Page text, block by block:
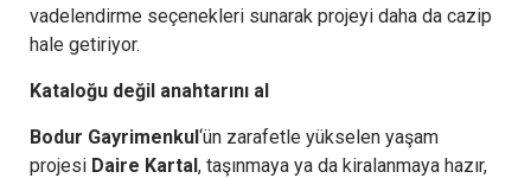
vadelendirme seçenekleri sunarak projeyi daha da cazip
hale getiriyor.
Kataloğu değil anahtarını al
Bodur Gayrimenkul‘ün zarafetle yükselen yaşam
projesi Daire Kartal, taşınmaya ya da kiralanmaya hazır,